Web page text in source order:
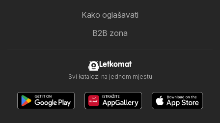
Kako oglašavati
B2B zona
Letkomat
Svi katalozi na jednom mjestu